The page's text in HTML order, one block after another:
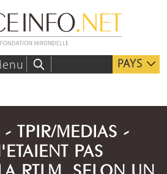
PAYS
TPIR/MEDIAS -
PAS
RTLM, SELON UN